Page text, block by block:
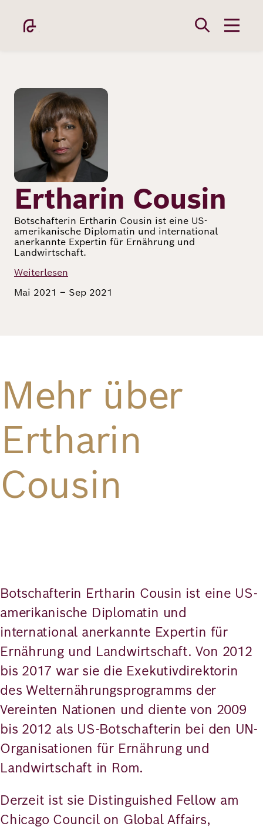
Inhalt
Academy
Fellowship
Fellows
Richard
Veranstaltungen
Perspectives
Deutsch Englisch
Bild
Ertharin Cousin
Botschafterin Ertharin Cousin ist eine US-
amerikanische Diplomatin und international
anerkannte Expertin für Ernährung und
Landwirtschaft.
Weiterlesen
Mai 2021 – Sep 2021
Mehr über
Ertharin
Cousin
Botschafterin Ertharin Cousin ist eine US-
amerikanische Diplomatin und
international anerkannte Expertin für
Ernährung und Landwirtschaft. Von 2012
bis 2017 war sie die Exekutivdirektorin
des Welternährungsprogramms der
Vereinten Nationen und diente von 2009
bis 2012 als US-Botschafterin bei den UN-
Organisationen für Ernährung und
Landwirtschaft in Rom.
Derzeit ist sie Distinguished Fellow am
Chicago Council on Global Affairs,